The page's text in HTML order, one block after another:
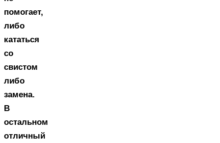
помогает,
либо
кататься
со
свистом
либо
замена.
В
остальном
отличный